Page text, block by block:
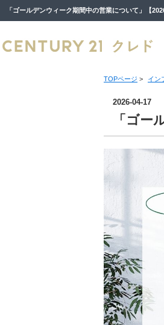
TOPページ > イン
2026-04-17
「ゴー